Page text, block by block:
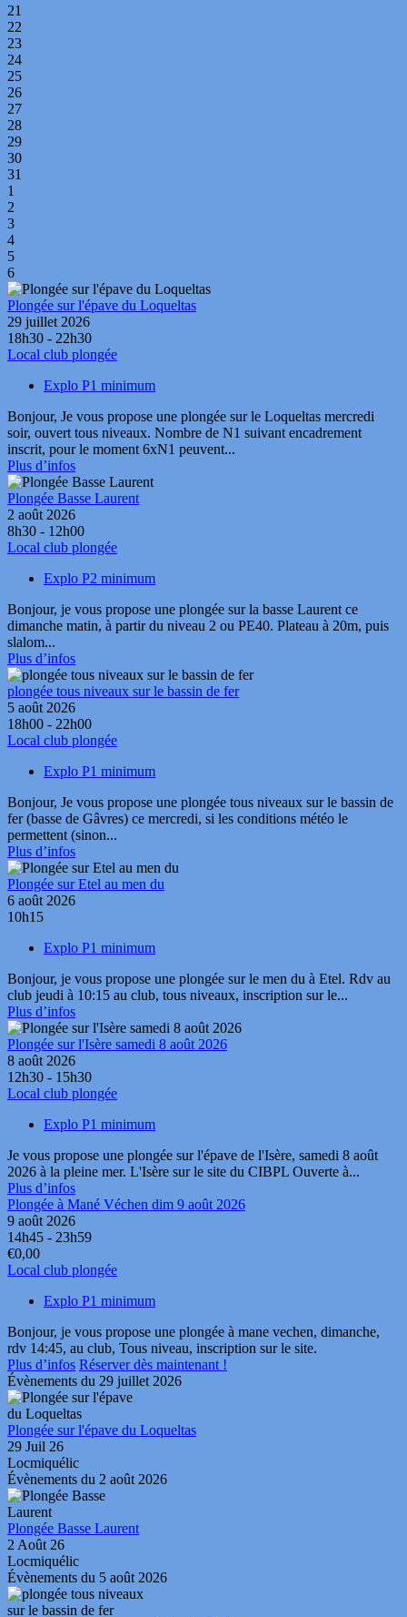
21
22
23
24
25
26
27
28
29
30
31
1
2
3
4
5
6
Plongée sur l'épave du Loqueltas
29 juillet 2026
18h30 - 22h30
Local club plongée
Explo P1 minimum
Bonjour, Je vous propose une plongée sur le Loqueltas mercredi
soir, ouvert tous niveaux. Nombre de N1 suivant encadrement
inscrit, pour le moment 6xN1 peuvent...
Plus d’infos
Plongée Basse Laurent
2 août 2026
8h30 - 12h00
Local club plongée
Explo P2 minimum
Bonjour, je vous propose une plongée sur la basse Laurent ce
dimanche matin, à partir du niveau 2 ou PE40. Plateau à 20m, puis
slalom...
Plus d’infos
plongée tous niveaux sur le bassin de fer
5 août 2026
18h00 - 22h00
Local club plongée
Explo P1 minimum
Bonjour, Je vous propose une plongée tous niveaux sur le bassin de
fer (basse de Gâvres) ce mercredi, si les conditions météo le
permettent (sinon...
Plus d’infos
Plongée sur Etel au men du
6 août 2026
10h15
Explo P1 minimum
Bonjour, je vous propose une plongée sur le men du à Etel. Rdv au
club jeudi à 10:15 au club, tous niveaux, inscription sur le...
Plus d’infos
Plongée sur l'Isère samedi 8 août 2026
8 août 2026
12h30 - 15h30
Local club plongée
Explo P1 minimum
Je vous propose une plongée sur l'épave de l'Isère, samedi 8 août
2026 à la pleine mer. L'Isère sur le site du CIBPL Ouverte à...
Plus d’infos
Plongée à Mané Véchen dim 9 août 2026
9 août 2026
14h45 - 23h59
€0,00
Local club plongée
Explo P1 minimum
Bonjour, je vous propose une plongée à mane vechen, dimanche,
rdv 14:45, au club, Tous niveau, inscription sur le site.
Plus d’infos Réserver dès maintenant !
Évènements du 29 juillet 2026
Plongée sur l'épave du Loqueltas
29 Juil 26
Locmiquélic
Évènements du 2 août 2026
Plongée Basse Laurent
2 Août 26
Locmiquélic
Évènements du 5 août 2026